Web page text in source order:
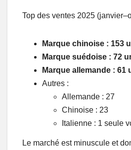
Top des ventes 2025
Marque chinoise : 153
Marque suédoise : 72
Marque allemande : 61
Autres :
Allemande : 27
Chinoise : 23
Italienne : 1 seule
Le marché est minuscule et